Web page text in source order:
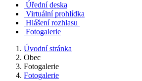
Úřední deska
Virtuální prohlídka
Hlášení rozhlasu
Fotogalerie
Úvodní stránka
Obec
Fotogalerie
Fotogalerie